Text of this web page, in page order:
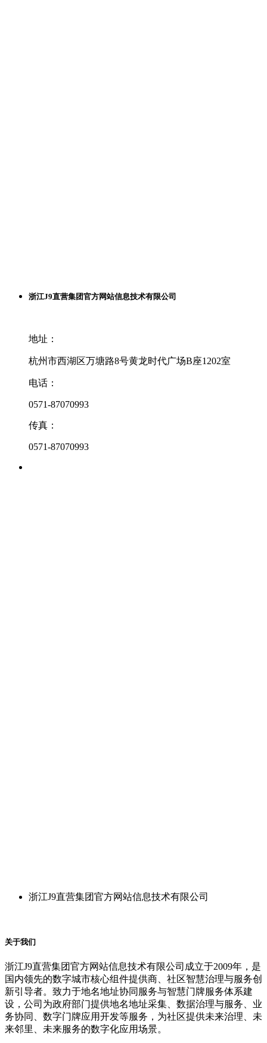
浙江J9直营集团官方网站信息技术有限公司
地址：
杭州市西湖区万塘路8号黄龙时代广场B座1202室
电话：
0571-87070993
传真：
0571-87070993
浙江J9直营集团官方网站信息技术有限公司
关于我们
浙江J9直营集团官方网站信息技术有限公司成立于2009年，是
国内领先的数字城市核心组件提供商、社区智慧治理与服务创
新引导者。致力于地名地址协同服务与智慧门牌服务体系建
设，公司为政府部门提供地名地址采集、数据治理与服务、业
务协同、数字门牌应用开发等服务，为社区提供未来治理、未
来邻里、未来服务的数字化应用场景。